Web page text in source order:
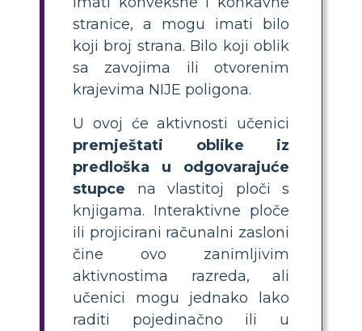
stranice, a mogu imati bilo
koji broj strana. Bilo koji oblik
sa zavojima ili otvorenim
krajevima NIJE poligona.
U ovoj će aktivnosti učenici
premještati oblike iz
predloška u odgovarajuće
stupce na vlastitoj ploči s
knjigama. Interaktivne ploče
ili projicirani računalni zasloni
čine ovo zanimljivim
aktivnostima razreda, ali
učenici mogu jednako lako
raditi pojedinačno ili u